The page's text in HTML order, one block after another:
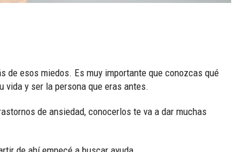
de esos miedos. Es muy importante que conozcas qué
y ser la persona que eras antes.
de ansiedad, conocerlos te va a dar muchas